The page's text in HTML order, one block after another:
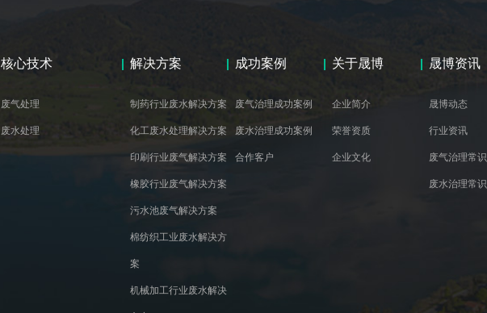
核心技术
废气处理
废水处理
解决方案
制药行业废水解决方案
化工废水处理解决方案
印刷行业废气解决方案
橡胶行业废气解决方案
污水池废气解决方案
棉纺织工业废水解决方
案
机械加工行业废水解决
成功案例
废气治理成功案例
废水治理成功案例
合作客户
关于晟博
企业简介
荣誉资质
企业文化
晟博资讯
晟博动态
行业资讯
废气治理常识
废水治理常识